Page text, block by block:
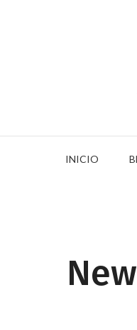
INICIO